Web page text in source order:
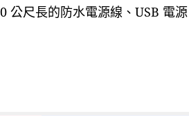
公尺長的防水電源線、USB 電